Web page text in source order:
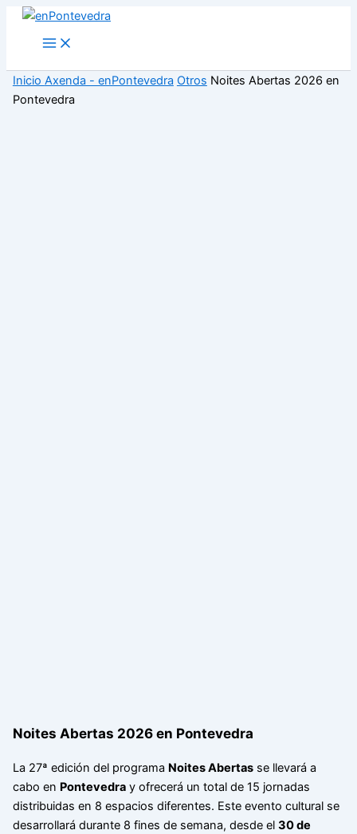
Main
Menu
Inicio Axenda - enPontevedra Otros Noites Abertas 2026 en
Pontevedra
Noites Abertas 2026 en Pontevedra
La 27ª edición del programa Noites Abertasse llevará a
cabo en Pontevedray ofrecerá un total de 15 jornadas
distribuidas en 8 espacios diferentes. Este evento cultural se
desarrollará durante 8 fines de semana, desde el 30 de